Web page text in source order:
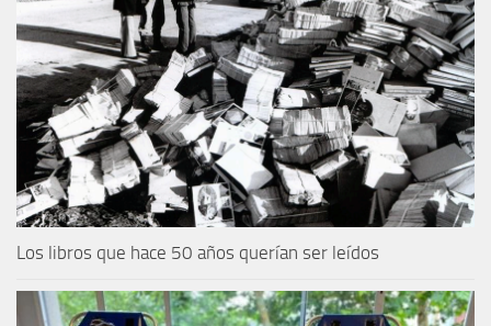
Los libros que hace 50 años querían ser leídos